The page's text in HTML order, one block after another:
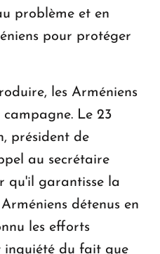
problème et en
pour protéger
les Arméniens
Le 23
président de
au secrétaire
qu'il garantisse la
détenus en
les efforts
inquiété du fait que